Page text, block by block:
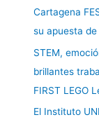
Cartagena
su apuesta
STEM,
brillantes
FIRST LEGO
El Instituto